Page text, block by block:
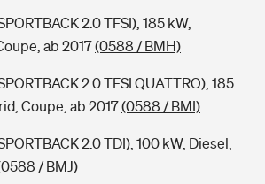
2.0 TFSI), 185 kW,
ab 2017(0588 / BMH)
2.0 TFSI QUATTRO), 185
Coupe, ab 2017(0588 / BMI)
2.0 TDI), 100 kW, Diesel,
/ BMJ)